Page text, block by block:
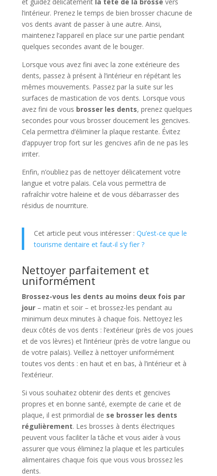
l’intérieur. Prenez le temps de bien brosser chacune de
vos dents avant de passer à une autre. Ainsi,
maintenez l’appareil en place sur une partie pendant
quelques secondes avant de le bouger.
Lorsque vous avez fini avec la zone extérieure des
dents, passez à présent à l’intérieur en répétant les
mêmes mouvements. Passez par la suite sur les
surfaces de mastication de vos dents. Lorsque vous
avez fini de vous brosser les dents, prenez quelques
secondes pour vous brosser doucement les gencives.
Cela permettra d’éliminer la plaque restante. Évitez
d’appuyer trop fort sur les gencives afin de ne pas les
irriter.
Enfin, n’oubliez pas de nettoyer délicatement votre
langue et votre palais. Cela vous permettra de
rafraîchir votre haleine et de vous débarrasser des
résidus de nourriture.
Cet article peut vous intéresser : Qu’est-ce que le
tourisme dentaire et faut-il s’y fier ?
Nettoyer parfaitement et
uniformément
Brossez-vous les dents au moins deux fois par
jour– matin et soir – et brossez-les pendant au
minimum deux minutes à chaque fois. Nettoyez les
deux côtés de vos dents : l’extérieur (près de vos joues
et de vos lèvres) et l’intérieur (près de votre langue ou
de votre palais). Veillez à nettoyer uniformément
toutes vos dents : en haut et en bas, à l’intérieur et à
l’extérieur.
Si vous souhaitez obtenir des dents et gencives
propres et en bonne santé, exempte de carie et de
plaque, il est primordial de se brosser les dents
régulièrement. Les brosses à dents électriques
peuvent vous faciliter la tâche et vous aider à vous
assurer que vous éliminez la plaque et les particules
alimentaires chaque fois que vous vous brossez les
dents.